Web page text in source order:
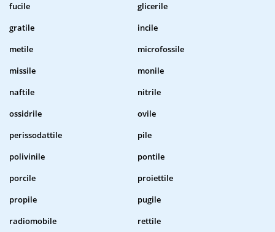
fucile
glicerile
gratile
incile
metile
microfossile
missile
monile
naftile
nitrile
ossidrile
ovile
perissodattile
pile
polivinile
pontile
porcile
proiettile
propile
pugile
radiomobile
rettile